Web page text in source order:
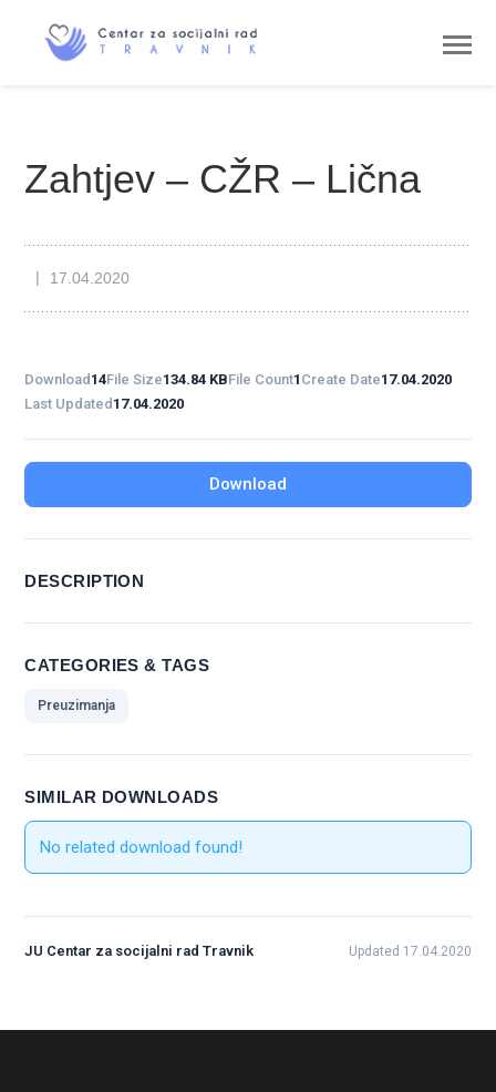
Zahtjev – CŽR – Lična
17.04.2020
Download 14File Size134.84 KBFile Count1 Create Date17.04.2020
Last Updated 17.04.2020
Download
DESCRIPTION
CATEGORIES & TAGS
Preuzimanja
SIMILAR DOWNLOADS
No related download found!
JU Centar za socijalni rad Travnik Updated 17.04.2020